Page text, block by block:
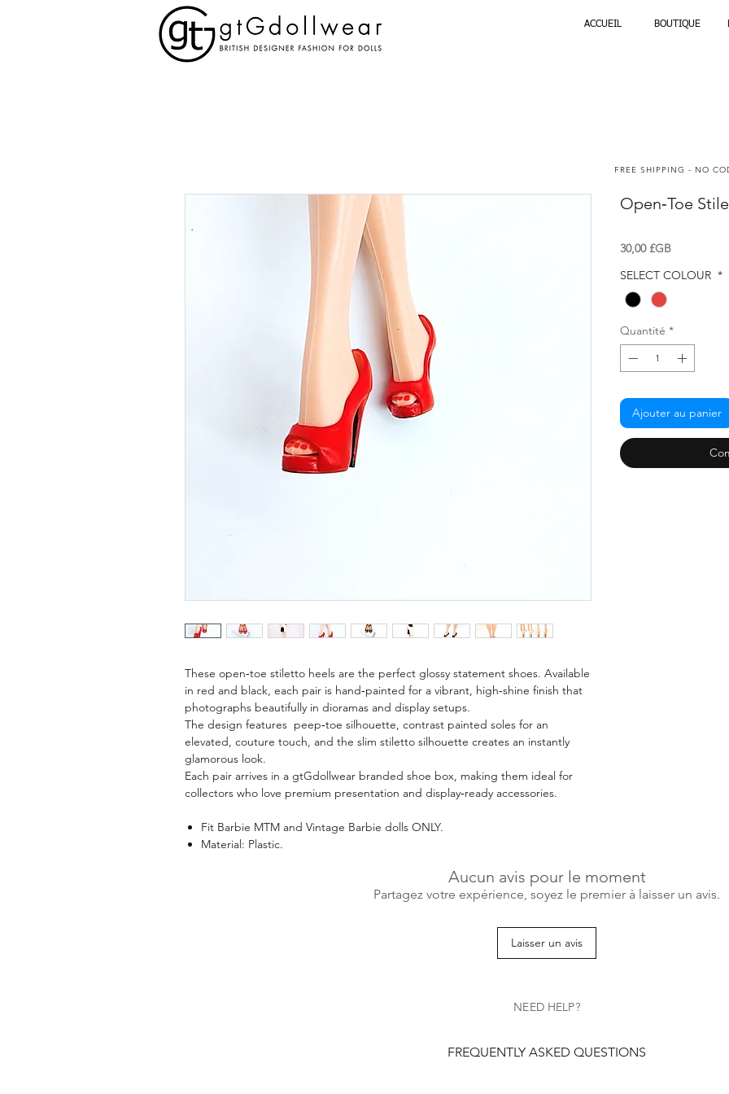
ACCUEIL BOUTIQUE
These open‑toe stiletto heels are the perfect glossy statement shoes. Available
in red and black, each pair is hand‑painted for a vibrant, high‑shine finish that
photographs beautifully in dioramas and display setups.
The design features peep‑toe silhouette, contrast painted soles for an
elevated, couture touch, and the slim stiletto silhouette creates an instantly
glamorous look.
Each pair arrives in a gtGdollwear branded shoe box, making them ideal for
collectors who love premium presentation and display‑ready accessories.
Fit Barbie MTM and Vintage Barbie dolls ONLY.
Material: Plastic.
Open‑Toe
30,00 £GBPrix
SELECT COLOUR *
Quantité *
Ajouter au panier
Aucun avis pour le moment
Partagez votre expérience, soyez le premier à laisser un avis.
Laisser un avis
FREE SHIPPING - NO
NEED HELP?
FREQUENTLY ASKED QUESTIONS